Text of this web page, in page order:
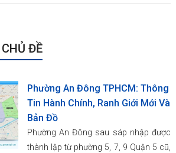
ĐỀ
Phường An Đông TPHCM: Thông
Tin Hành Chính, Ranh Giới Mới Và
Bản Đồ
Phường An Đông sau sáp nhập được
thành lập từ phường 5, 7, 9 Quận 5 cũ,